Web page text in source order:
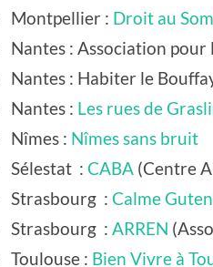
Montpellier : Droit au
Nantes : Association pour
Nantes : Habiter le
Nantes : Les rues de
Nîmes : Nîmes sans bruit
Sélestat : CABA (Centre
Strasbourg : Calme
Strasbourg : ARREN
Toulouse : Bien Vivre à